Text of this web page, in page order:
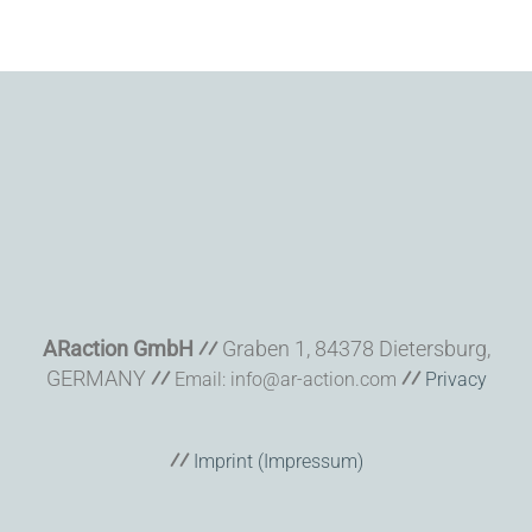
ARaction GmbH ⁄⁄ Graben 1, 84378 Dietersburg,
GERMANY ⁄⁄Email: info@ar-action.com ⁄⁄Privacy
⁄⁄ Imprint (Impressum)